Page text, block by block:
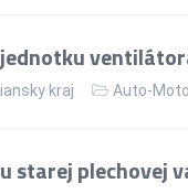
kraj Auto-Moto
starej plechovej